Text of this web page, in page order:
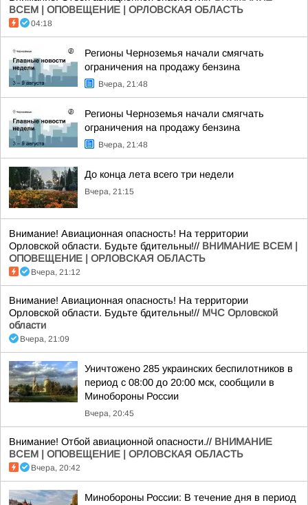
ВСЕМ | ОПОВЕЩЕНИЕ | ОРЛОВСКАЯ ОБЛАСТЬ
04:18
Регионы Черноземья начали смягчать
ограничения на продажу бензина
Вчера, 21:48
Регионы Черноземья начали смягчать
ограничения на продажу бензина
Вчера, 21:48
До конца лета всего три недели
Вчера, 21:15
Внимание! Авиационная опасность! На территории
Орловской области. Будьте бдительны!// ВНИМАНИЕ ВСЕМ |
ОПОВЕЩЕНИЕ | ОРЛОВСКАЯ ОБЛАСТЬ
Вчера, 21:12
Внимание! Авиационная опасность! На территории
Орловской области. Будьте бдительны!// МЧС Орловской
области
Вчера, 21:09
Уничтожено 285 украинских беспилотников в
период с 08:00 до 20:00 мск, сообщили в
Минобороны России
Вчера, 20:45
Внимание! Отбой авиационной опасности.// ВНИМАНИЕ
ВСЕМ | ОПОВЕЩЕНИЕ | ОРЛОВСКАЯ ОБЛАСТЬ
Вчера, 20:42
Минобороны России: В течение дня в период